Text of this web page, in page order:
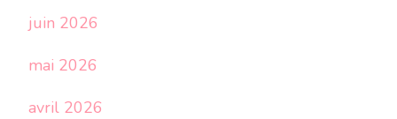
juin 2026
mai 2026
avril 2026